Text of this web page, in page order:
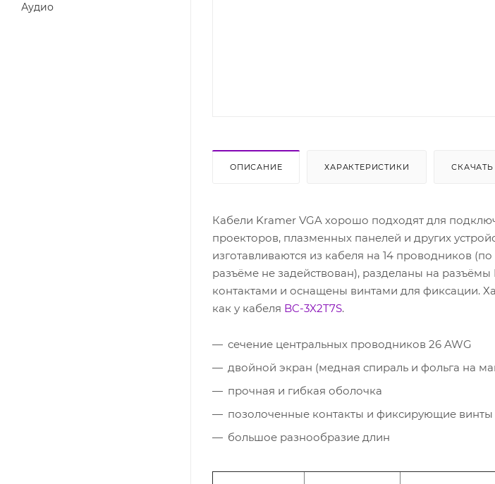
Аудио
ОПИСАНИЕ ХАРАКТЕРИСТИКИ СКАЧАТЬ
Кабели Kramer VGA хорошо подходят для
проекторов, плазменных панелей и других
изготавливаются из кабеля на 14 проводников (по
разъёме не задействован), разделаны на
контактами и оснащены винтами для фиксации.
как у кабеля BC-3X2T7S.
сечение центральных проводников 26 AWG
двойной экран (медная спираль и фольга на
прочная и гибкая оболочка
позолоченные контакты и фиксирующие винты
большое разнообразие длин